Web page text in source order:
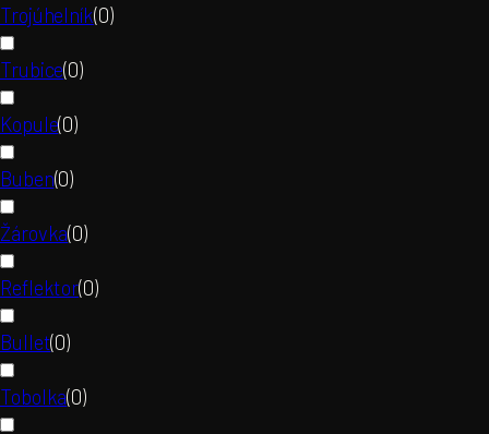
Trojúhelník(0)
Trubice(0)
Kopule(0)
Buben(0)
Žárovka(0)
Reflektor(0)
Bullet(0)
Tobolka(0)